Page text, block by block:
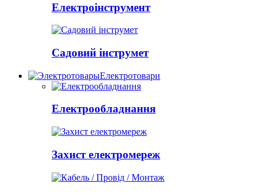
Електроінструмент
Садовий інструмет
Електротовари
Електрообладнання
Захист електромереж